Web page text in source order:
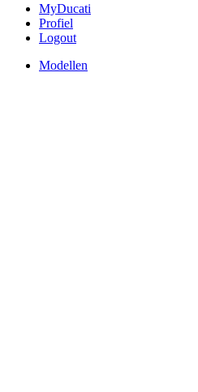
MyDucati
Profiel
Logout
Modellen